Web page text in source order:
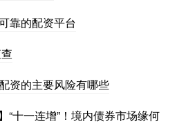
靠的配资平台
资的主要风险有哪些
“十一连增”！境内债券市场缘何